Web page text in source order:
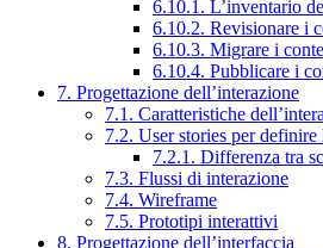
6.10.1. L’inventario
6.10.2. Revisionare i
6.10.3. Migrare i
6.10.4. Pubblicare i
7. Progettazione dell’interazione
7.1. Caratteristiche
7.2. User stories per definire
7.2.1. Differenza tra
7.3. Flussi di interazione
7.4. Wireframe
7.5. Prototipi interattivi
8. Progettazione dell’interfaccia